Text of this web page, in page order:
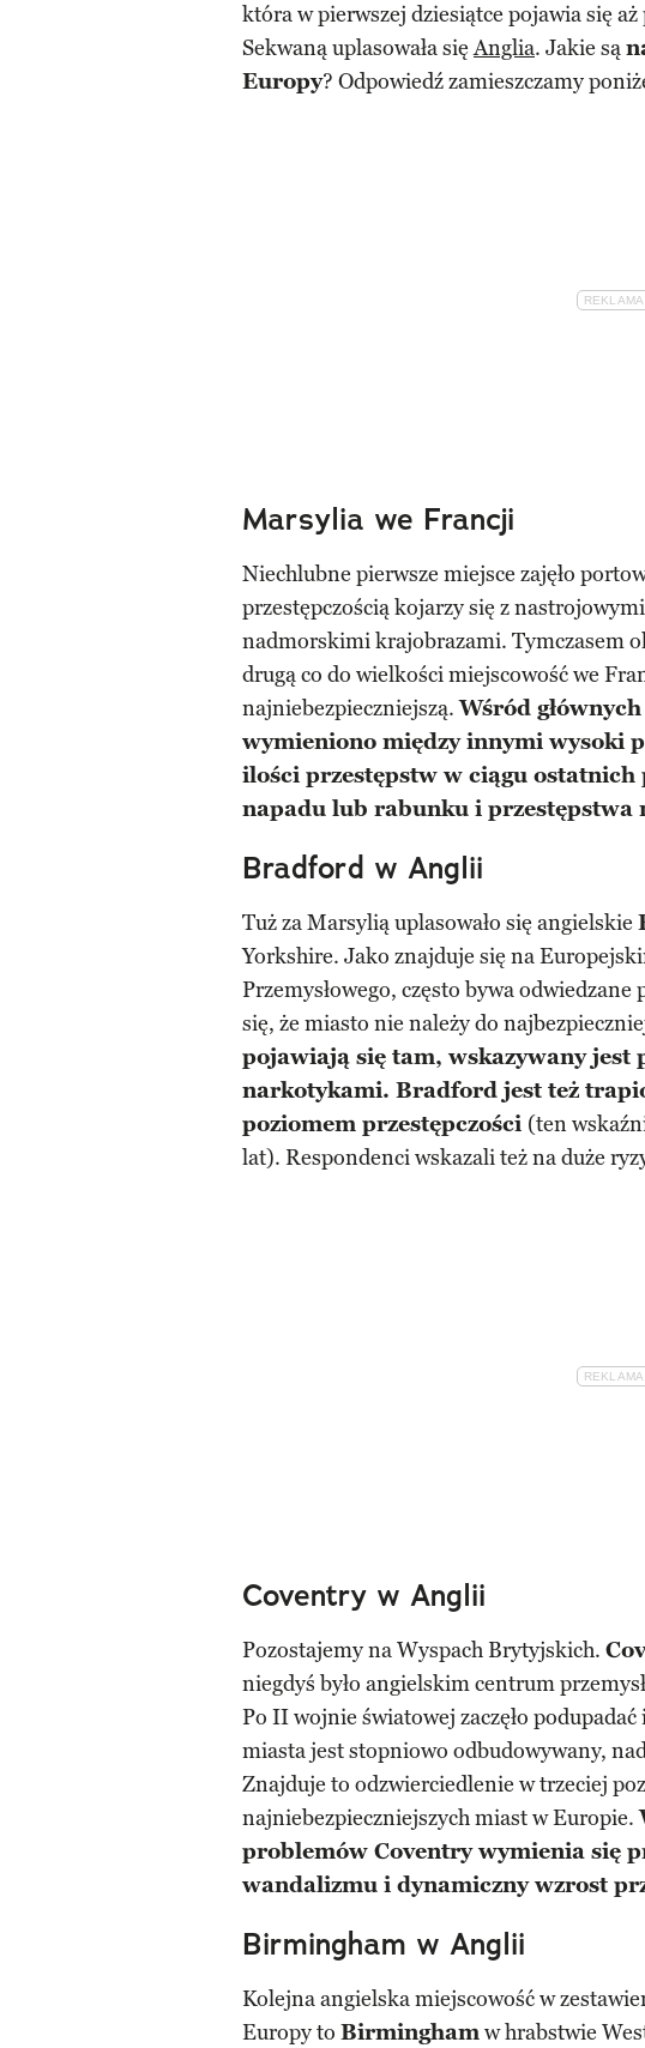
która w pierwszej dziesiątce pojawia się
Sekwaną uplasowała sięAnglia. Jakie są
Europy? Odpowiedź zamieszczamy
Marsylia we Francji
Niechlubne pierwsze miejsce zajęło
przestępczością kojarzy się z
nadmorskimi krajobrazami. Tymczasem
drugą co do wielkości miejscowość we
najniebezpieczniejszą.Wśród
wymieniono między innymi wysoki
ilości przestępstw w ciągu
napadu lub rabunku i przestępstwa
Bradford w Anglii
Tuż za Marsylią uplasowało się angielskie
Yorkshire. Jako znajduje się na
Przemysłowego, często bywa
się, że miasto nie należy do
pojawiają się tam, wskazywany jest
narkotykami. Bradford jest też
poziomem przestępczości (ten
lat). Respondenci wskazali też na duże
Coventry w Anglii
Pozostajemy na Wyspach Brytyjskich.
niegdyś było angielskim centrum
Po II wojnie światowej zaczęło
miasta jest stopniowo odbudowywany,
Znajduje to odzwierciedlenie w trzeciej
najniebezpieczniejszych miast w Europie.
problemów Coventry wymienia się
wandalizmu i dynamiczny wzrost
Birmingham w Anglii
Kolejna angielska miejscowość w
Europy to Birminghamw hrabstwie